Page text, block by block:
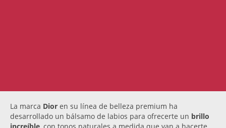
La marca Dior en su línea de belleza premium ha
desarrollado un bálsamo de labios para ofrecerte un brillo